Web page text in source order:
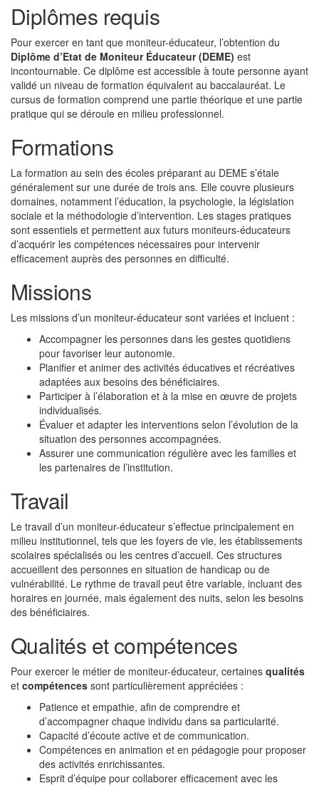
Diplômes requis
Pour exercer en tant que moniteur-éducateur, l’obtention du
Diplôme d’Etat de Moniteur Éducateur (DEME) est
incontournable. Ce diplôme est accessible à toute personne ayant
validé un niveau de formation équivalent au baccalauréat. Le
cursus de formation comprend une partie théorique et une partie
pratique qui se déroule en milieu professionnel.
Formations
La formation au sein des écoles préparant au DEME s’étale
généralement sur une durée de trois ans. Elle couvre plusieurs
domaines, notamment l’éducation, la psychologie, la législation
sociale et la méthodologie d’intervention. Les stages pratiques
sont essentiels et permettent aux futurs moniteurs-éducateurs
d’acquérir les compétences nécessaires pour intervenir
efficacement auprès des personnes en difficulté.
Missions
Les missions d’un moniteur-éducateur sont variées et incluent :
Accompagner les personnes dans les gestes quotidiens
pour favoriser leur autonomie.
Planifier et animer des activités éducatives et récréatives
adaptées aux besoins des bénéficiaires.
Participer à l’élaboration et à la mise en œuvre de projets
individualisés.
Évaluer et adapter les interventions selon l’évolution de la
situation des personnes accompagnées.
Assurer une communication régulière avec les familles et
les partenaires de l’institution.
Travail
Le travail d’un moniteur-éducateur s’effectue principalement en
milieu institutionnel, tels que les foyers de vie, les établissements
scolaires spécialisés ou les centres d’accueil. Ces structures
accueillent des personnes en situation de handicap ou de
vulnérabilité. Le rythme de travail peut être variable, incluant des
horaires en journée, mais également des nuits, selon les besoins
des bénéficiaires.
Qualités et compétences
Pour exercer le métier de moniteur-éducateur, certaines qualités
et compétences sont particulièrement appréciées :
Patience et empathie, afin de comprendre et
d’accompagner chaque individu dans sa particularité.
Capacité d’écoute active et de communication.
Compétences en animation et en pédagogie pour proposer
des activités enrichissantes.
Esprit d’équipe pour collaborer efficacement avec les